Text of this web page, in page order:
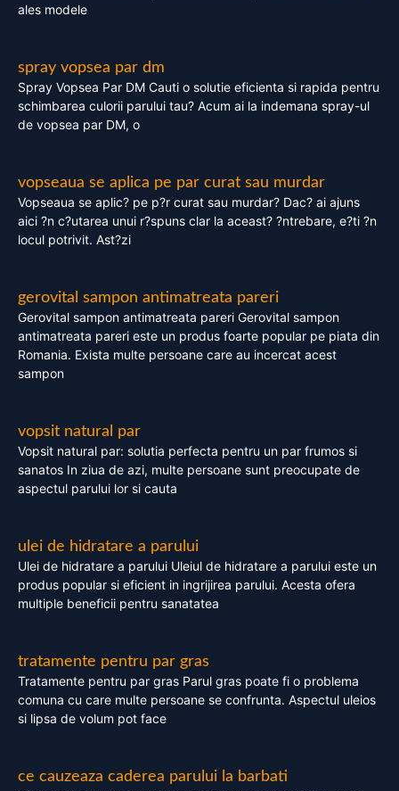
ales modele
spray vopsea par dm
Spray Vopsea Par DM Cauti o solutie eficienta si rapida pentru
schimbarea culorii parului tau? Acum ai la indemana spray-ul
de vopsea par DM, o
vopseaua se aplica pe par curat sau murdar
Vopseaua se aplic? pe p?r curat sau murdar? Dac? ai ajuns
aici ?n c?utarea unui r?spuns clar la aceast? ?ntrebare, e?ti ?n
locul potrivit. Ast?zi
gerovital sampon antimatreata pareri
Gerovital sampon antimatreata pareri Gerovital sampon
antimatreata pareri este un produs foarte popular pe piata din
Romania. Exista multe persoane care au incercat acest
sampon
vopsit natural par
Vopsit natural par: solutia perfecta pentru un par frumos si
sanatos In ziua de azi, multe persoane sunt preocupate de
aspectul parului lor si cauta
ulei de hidratare a parului
Ulei de hidratare a parului Uleiul de hidratare a parului este un
produs popular si eficient in ingrijirea parului. Acesta ofera
multiple beneficii pentru sanatatea
tratamente pentru par gras
Tratamente pentru par gras Parul gras poate fi o problema
comuna cu care multe persoane se confrunta. Aspectul uleios
si lipsa de volum pot face
ce cauzeaza caderea parului la barbati